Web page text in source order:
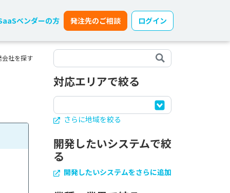
ベンダーの方 発注先のご相談 ログイン
会社を探す
対応エリアで絞る
さらに地域を絞る
開発したいシステムで絞
る
開発したいシステムをさらに追加